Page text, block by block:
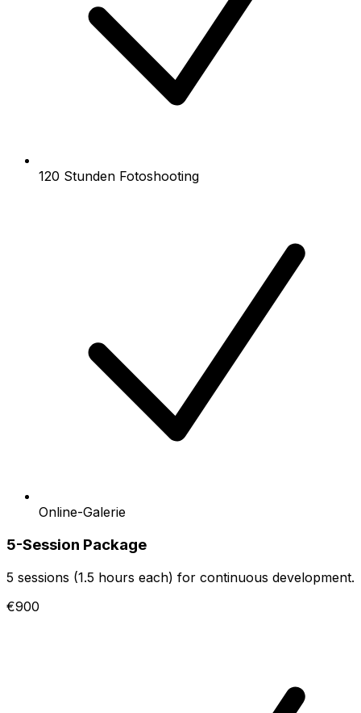
120 Stunden Fotoshooting
Online-Galerie
5-Session Package
5 sessions (1.5 hours each) for continuous development.
€900